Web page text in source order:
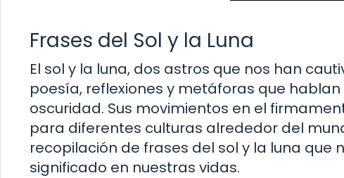
Frases del Sol y la Luna
El sol y la luna, dos astros que nos han
poesía, reflexiones y metáforas que
oscuridad. Sus movimientos en el
para diferentes culturas alrededor del
recopilación de frases del sol y la luna que
significado en nuestras vidas.